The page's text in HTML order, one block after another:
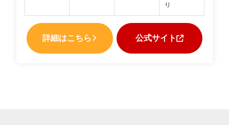
り
詳細はこちら 公式サイト